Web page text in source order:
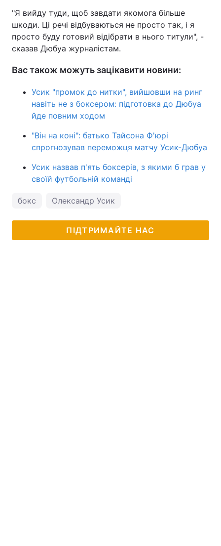
"Я вийду туди, щоб завдати якомога більше
шкоди. Ці речі відбуваються не просто так, і я
просто буду готовий відібрати в нього титули", -
сказав Дюбуа журналістам.
Вас також можуть зацікавити новини:
Усик "промок до нитки", вийшовши на ринг
навіть не з боксером: підготовка до Дюбуа
йде повним ходом
"Він на коні": батько Тайсона Ф'юрі
спрогнозував переможця матчу Усик-Дюбуа
Усик назвав п'ять боксерів, з якими б грав у
своїй футбольній команді
бокс Олександр Усик
ПІДТРИМАЙТЕ НАС